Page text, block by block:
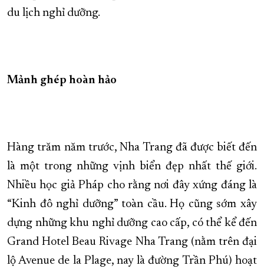
du lịch nghỉ dưỡng.
Mảnh ghép hoàn hảo
Hàng trăm năm trước, Nha Trang đã được biết đến
là một trong những vịnh biển đẹp nhất thế giới.
Nhiều học giả Pháp cho rằng nơi đây xứng đáng là
“Kinh đô nghỉ dưỡng” toàn cầu. Họ cũng sớm xây
dựng những khu nghỉ dưỡng cao cấp, có thể kể đến
Grand Hotel Beau Rivage Nha Trang (nằm trên đại
lộ Avenue de la Plage, nay là đường Trần Phú) hoạt